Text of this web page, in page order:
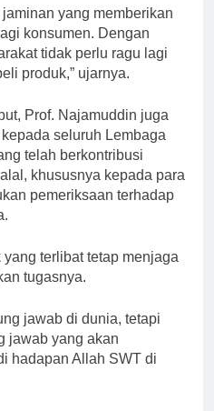
yang memberikan
konsumen. Dengan
tidak perlu ragu lagi
produk,” ujarnya.
Prof. Najamuddin juga
seluruh Lembaga
telah berkontribusi
khususnya kepada para
pemeriksaan terhadap
terlibat tetap menjaga
tugasnya.
jawab di dunia, tetapi
jawab yang akan
hadapan Allah SWT di